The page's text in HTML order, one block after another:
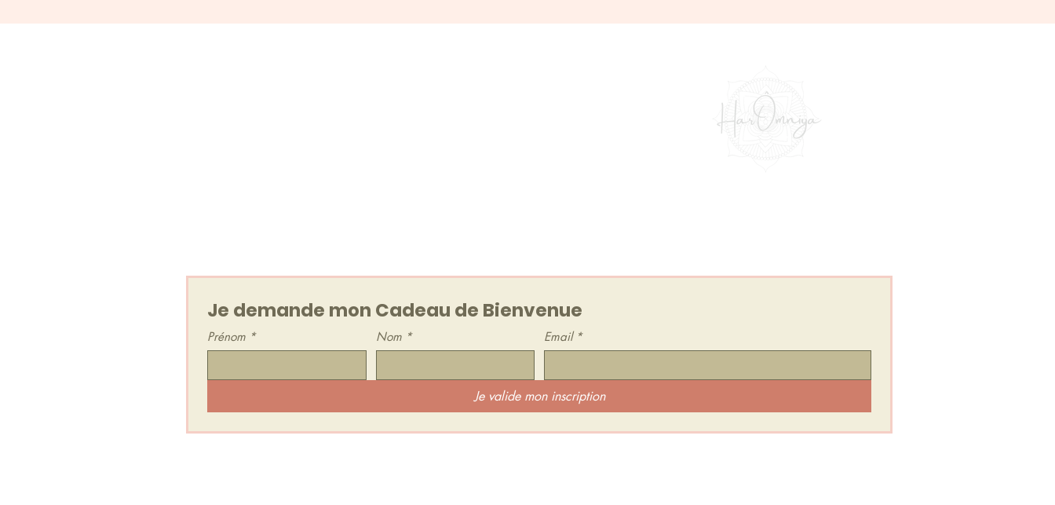
Je demande mon Cadeau de Bienvenue
Prénom * Nom * Email *
Je valide mon inscription